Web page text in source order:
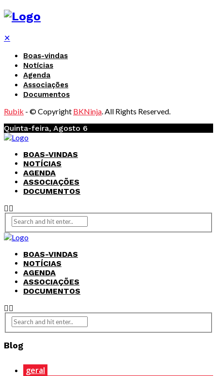
✕
Boas-vindas
Notícias
Agenda
Associações
Documentos
Rubik - © Copyright BKNinja. All Rights Reserved.
Quinta-feira, Agosto 6
BOAS-VINDAS
NOTÍCIAS
AGENDA
ASSOCIAÇÕES
DOCUMENTOS
BOAS-VINDAS
NOTÍCIAS
AGENDA
ASSOCIAÇÕES
DOCUMENTOS
Blog
geral